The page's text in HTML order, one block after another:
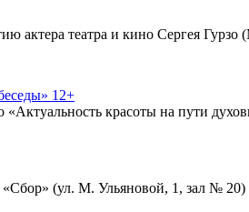
актера театра и кино Сергея
12+
красоты на пути
(ул. М. Ульяновой, 1, зал № 20)